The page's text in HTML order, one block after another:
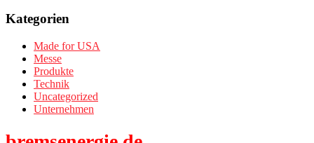
Kategorien
Made for USA
Messe
Produkte
Technik
Uncategorized
Unternehmen